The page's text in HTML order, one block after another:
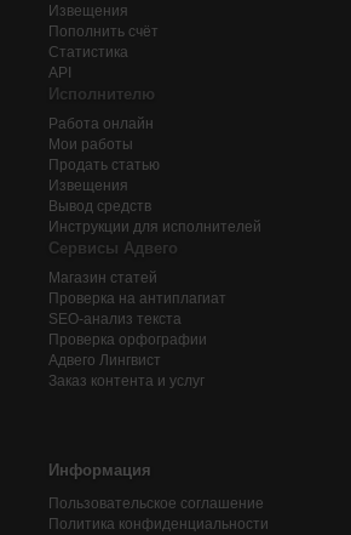
Извещения
Пополнить счёт
Статистика
API
Исполнителю
Работа онлайн
Мои работы
Продать статью
Извещения
Вывод средств
Инструкции для исполнителей
Сервисы Адвего
Магазин статей
Проверка на антиплагиат
SEO-анализ текста
Проверка орфографии
Адвего Лингвист
Заказ контента и услуг
Информация
Пользовательское соглашение
Политика конфиденциальности